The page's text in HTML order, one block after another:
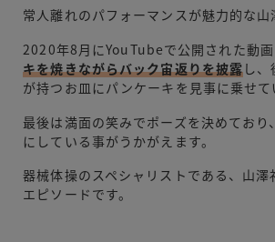
常人離れのパフォーマンスが魅力的な山
2020年8月にYouTubeで公開された動
キを焼きながらバック宙返りを披露し
が持つお皿にパンケーキを見事に乗せて
最後は満面の笑みでポーズを決めており
にしている事がうかがえます。
器械体操のスペシャリストである、山澤
エピソードです。